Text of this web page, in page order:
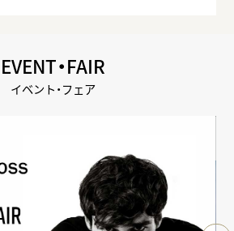
EVENT・FAIR
イベント・フェア